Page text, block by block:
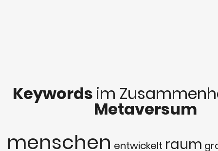
Keywords im
Metaversum
menschen entwickelt raum